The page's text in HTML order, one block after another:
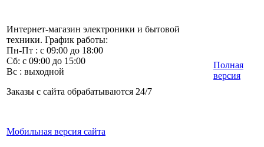
Интернет-магазин электроники и бытовой
техники. График работы:
Пн-Пт : с 09:00 до 18:00
Сб: с 09:00 до 15:00
Вс : выходной
Заказы с сайта обрабатываются 24/7
Мобильная версия сайта
Полная
версия